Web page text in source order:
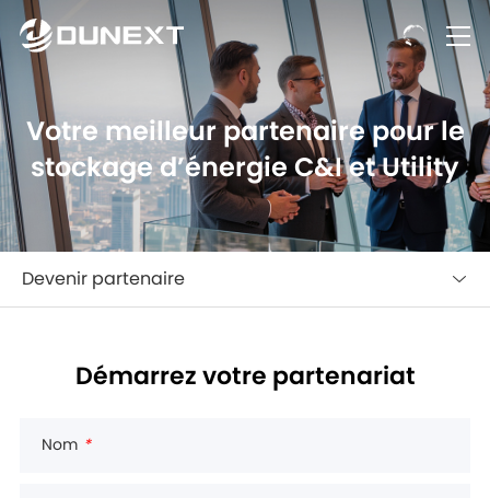
Votre meilleur partenaire pour le
stockage d’énergie C&I et Utility
Devenir partenaire
Démarrez votre partenariat
Nom *